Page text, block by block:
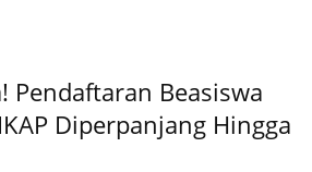
Pendaftaran Beasiswa
Diperpanjang Hingga